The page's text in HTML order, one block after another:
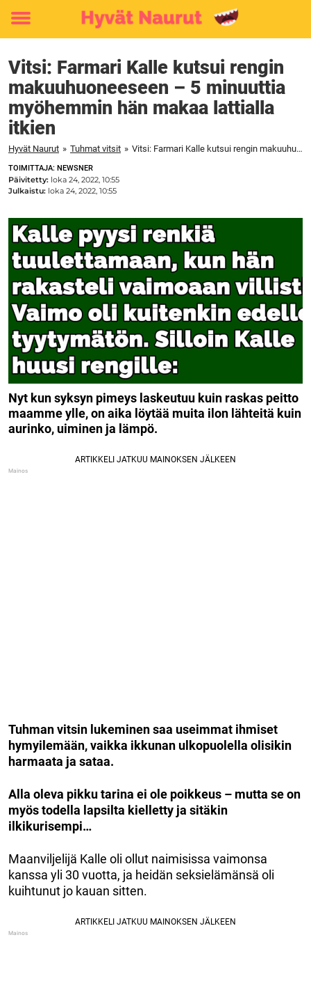
Toggle
Vitsi: Farmari Kalle kutsui rengin
makuuhuoneeseen – 5 minuuttia
myöhemmin hän makaa lattialla
itkien
Hyvät Naurut » Tuhmat vitsit » Vitsi: Farmari Kalle kutsui rengin makuuhuoneeseen – 5 minuuttia myöhemmin hän makaa lattialla itkien
TOIMITTAJA: NEWSNER
Päivitetty: loka 24, 2022, 10:55
Julkaistu: loka 24, 2022, 10:55
Nyt kun syksyn pimeys laskeutuu kuin raskas peitto
maamme ylle, on aika löytää muita ilon lähteitä kuin
aurinko, uiminen ja lämpö.
Tuhman vitsin lukeminen saa useimmat ihmiset
hymyilemään, vaikka ikkunan ulkopuolella olisikin
harmaata ja sataa.
Alla oleva pikku tarina ei ole poikkeus – mutta se on
myös todella lapsilta kielletty ja sitäkin
ilkikurisempi…
Maanviljelijä Kalle oli ollut naimisissa vaimonsa
kanssa yli 30 vuotta, ja heidän seksielämänsä oli
kuihtunut jo kauan sitten.